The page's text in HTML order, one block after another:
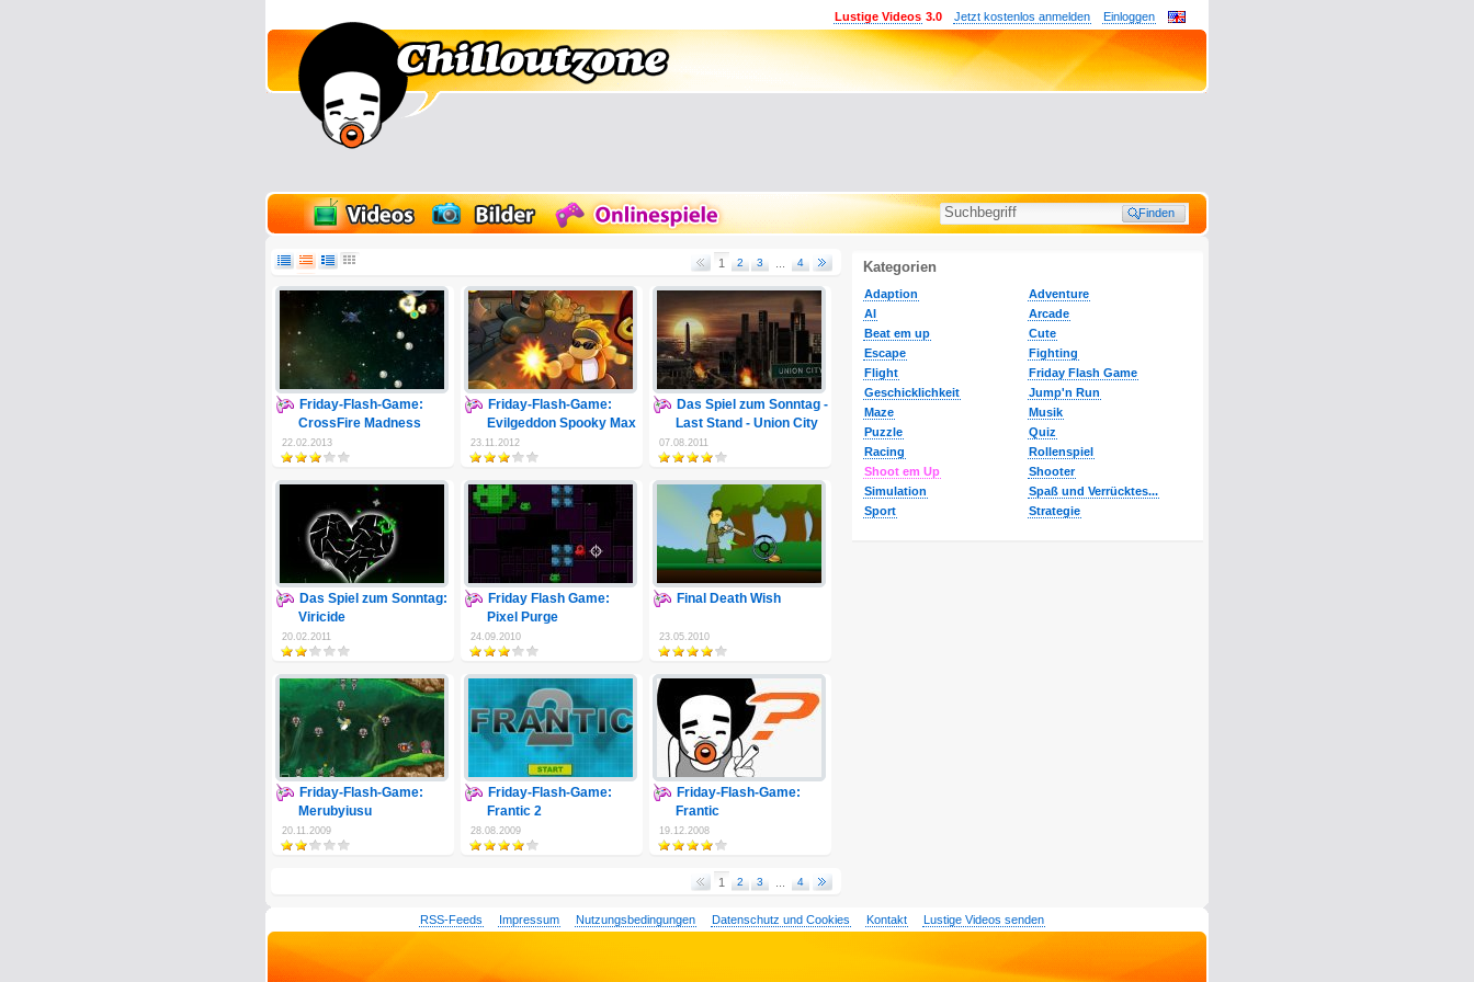
Einloggen
Jetzt kostenlos anmelden
Lustige Videos 3.0
1 2 3 4
Friday-Flash-Game:
CrossFire Madness
22.02.2013
Friday-Flash-Game:
Evilgeddon Spooky Max
23.11.2012
Das Spiel zum Sonntag -
Last Stand - Union City
07.08.2011
Das Spiel zum Sonntag:
Viricide
20.02.2011
Friday Flash Game:
Pixel Purge
24.09.2010
Final Death Wish
23.05.2010
Friday-Flash-Game:
Merubyiusu
20.11.2009
Friday-Flash-Game:
Frantic 2
28.08.2009
Friday-Flash-Game:
Frantic
19.12.2008
1 2 3 4
Kategorien
Adaption
Adventure
AI
Arcade
Beat em up
Cute
Escape
Fighting
Flight
Friday Flash Game
Geschicklichkeit
Jump'n Run
Maze
Musik
Puzzle
Quiz
Racing
Rollenspiel
Shoot em Up
Shooter
Simulation
Spaß und Verrücktes...
Sport
Strategie
RSS-Feeds Impressum Nutzungsbedingungen Datenschutz und Cookies Kontakt Lustige Videos senden